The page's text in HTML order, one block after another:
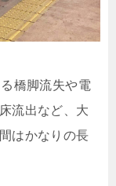
橋脚流失や電
流出など、大
はかなりの長